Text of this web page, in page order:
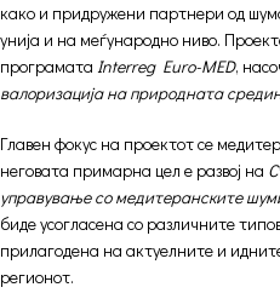
како и придружени партнери од
унија и на меѓународно ниво.
програмата Interreg Euro-MED,
валоризација на природната
Главен фокус на проектот се
неговата примарна цел е развој на
управување со медитеранските
биде усогласена со различните
прилагодена на актуелните и
регионот.